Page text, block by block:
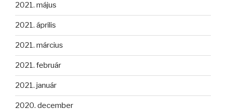
2021. május
2021. április
2021. március
2021. február
2021. január
2020. december